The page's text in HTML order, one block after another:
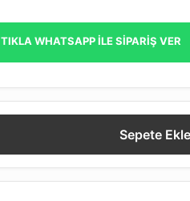
TIKLA WHATSAPP İLE SİPARİŞ VER
Sepete Ekle